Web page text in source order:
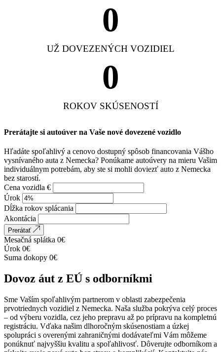
UŽ DOVEZENÝCH VOZIDIEL
0
ROKOV SKÚSENOSTÍ
0
Prerátajte si autoúver na Vaše nové dovezené vozidlo
Hľadáte spoľahlivý a cenovo dostupný spôsob financovania Vášho
vysnívaného auta z Nemecka? Ponúkame autoúvery na mieru Vašim
individuálnym potrebám, aby ste si mohli doviezť auto z Nemecka
bez starostí.
Cena vozidla €
Úrok
Dĺžka rokov splácania
Akontácia
Prerátať
Mesačná splátka 0€
Úrok 0€
Suma dokopy 0€
Dovoz áut z EÚ s odborníkmi
Sme Vaším spoľahlivým partnerom v oblasti zabezpečenia
prvotriednych vozidiel z Nemecka. Naša služba pokrýva celý proces
– od výberu vozidla, cez jeho prepravu až po prípravu na kompletnú
registráciu. Vďaka našim dlhoročným skúsenostiam a úzkej
spolupráci s overenými zahraničnými dodávateľmi Vám môžeme
ponúknuť najvyššiu kvalitu a spoľahlivosť. Dôverujte odborníkom a